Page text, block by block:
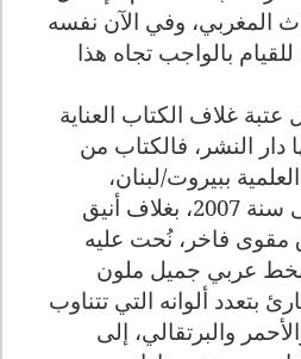
المغربي، وفي الآن نفسه
بالواجب تجاه هذا
غلاف الكتاب العناية
دار النشر، فالكتاب من
ببيروت/لبنان،
أصدرت الطبعة الأولى سنة 2007، بغلاف أنيق
فاخر، نُحت عليه
عربي جميل ملون
بتعدد ألوانه التي تتناوب
والبرتقالي، إلى